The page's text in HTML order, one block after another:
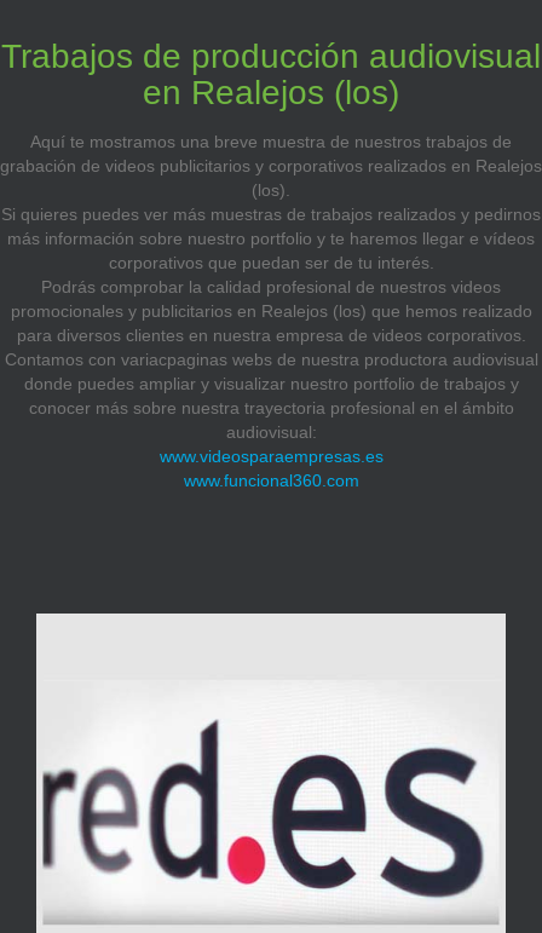
Trabajos de producción audiovisual
en Realejos (los)
Aquí te mostramos una breve muestra de nuestros trabajos de
grabación de videos publicitarios y corporativos realizados en Realejos
(los).
Si quieres puedes ver más muestras de trabajos realizados y pedirnos
más información sobre nuestro portfolio y te haremos llegar e vídeos
corporativos que puedan ser de tu interés.
Podrás comprobar la calidad profesional de nuestros videos
promocionales y publicitarios en Realejos (los) que hemos realizado
para diversos clientes en nuestra empresa de videos corporativos.
Contamos con variacpaginas webs de nuestra productora audiovisual
donde puedes ampliar y visualizar nuestro portfolio de trabajos y
conocer más sobre nuestra trayectoria profesional en el ámbito
audiovisual:
www.videosparaempresas.es
www.funcional360.com